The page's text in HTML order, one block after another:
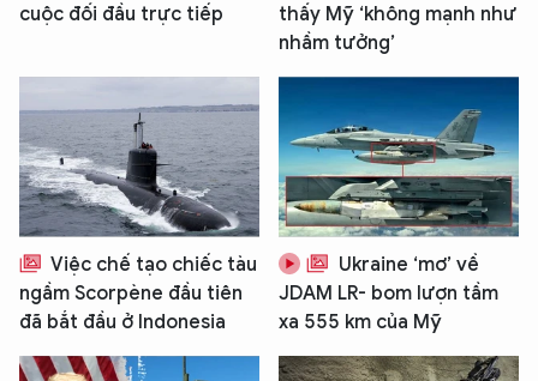
cuộc đối đầu trực tiếp
thấy Mỹ ‘không mạnh như
nhầm tưởng’
Việc chế tạo chiếc tàu
ngầm Scorpène đầu tiên
đã bắt đầu ở Indonesia
Ukraine ‘mơ’ về
JDAM LR- bom lượn tầm
xa 555 km của Mỹ